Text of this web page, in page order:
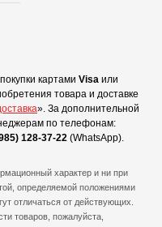
картами Visa или
товара и доставке
». За дополнительной
по телефонам:
128-37-22 (WhatsApp).
характер и ни при
определяемой положениями
отличаться от действующих.
товаров, пожалуйста,